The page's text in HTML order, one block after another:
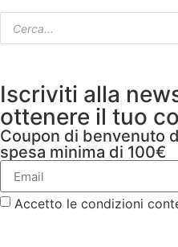
Iscriviti alla
ottenere il tuo
Coupon di benvenuto
spesa minima di 100€
Accetto le condizioni